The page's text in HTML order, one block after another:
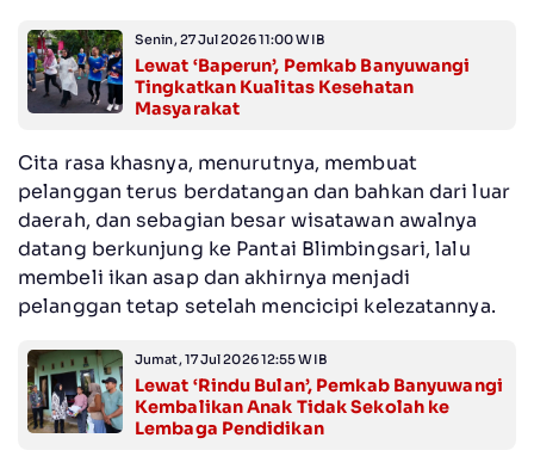
Senin, 27 Jul 2026 11:00 WIB
Lewat ‘Baperun’, Pemkab Banyuwangi
Tingkatkan Kualitas Kesehatan
Masyarakat
Cita rasa khasnya, menurutnya, membuat
pelanggan terus berdatangan dan bahkan dari luar
daerah, dan sebagian besar wisatawan awalnya
datang berkunjung ke Pantai Blimbingsari, lalu
membeli ikan asap dan akhirnya menjadi
pelanggan tetap setelah mencicipi kelezatannya.
Jumat, 17 Jul 2026 12:55 WIB
Lewat ‘Rindu Bulan’, Pemkab Banyuwangi
Kembalikan Anak Tidak Sekolah ke
Lembaga Pendidikan